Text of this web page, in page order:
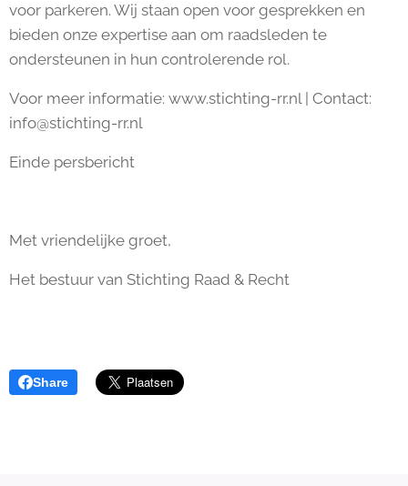
voor parkeren. Wij staan open voor gesprekken en
bieden onze expertise aan om raadsleden te
ondersteunen in hun controlerende rol.
Voor meer informatie: www.stichting-rr.nl | Contact:
info@stichting-rr.nl
Einde persbericht
Met vriendelijke groet,
Het bestuur van Stichting Raad & Recht
Share